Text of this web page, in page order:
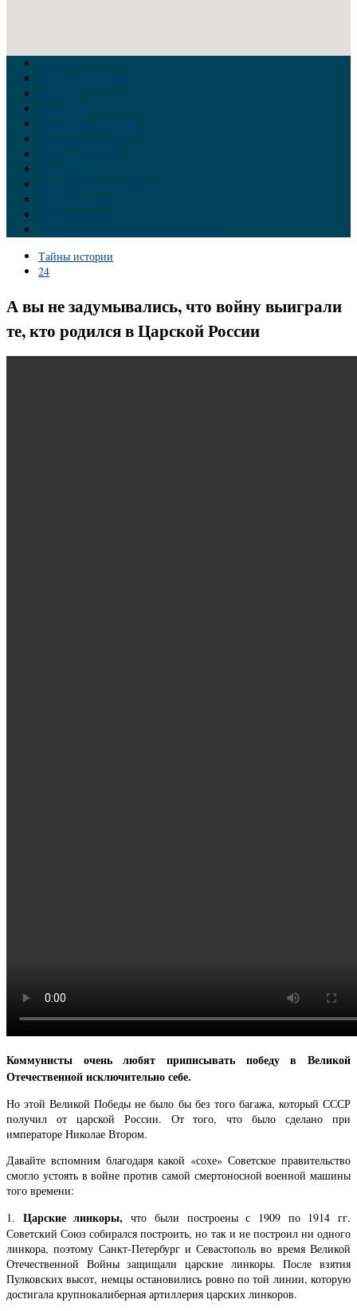
Главная
Война на Украине
Новости
Аналитика
Тайны Геополитики
Российские элиты
Теория заговора
Украина
Новый Мировой Порядок
Тайны истории
Обратная связь
Правила комментирования материалов
Тайны истории
24
А вы не задумывались, что войну выиграли
те, кто родился в Царской России
Коммунисты очень любят приписывать победу в Великой
Отечественной исключительно себе.
Но этой Великой Победы не было бы без того багажа, который СССР
получил от царской России. От того, что было сделано при
императоре Николае Втором.
Давайте вспомним благодаря какой «сохе» Советское правительство
смогло устоять в войне против самой смертоносной военной машины
того времени:
1. Царские линкоры, что были построены с 1909 по 1914 гг.
Советский Союз собирался построить, но так и не построил ни одного
линкора, поэтому Санкт-Петербург и Севастополь во время Великой
Отечественной Войны защищали царские линкоры. После взятия
Пулковских высот, немцы остановились ровно по той линии, которую
достигала крупнокалиберная артиллерия царских линкоров.